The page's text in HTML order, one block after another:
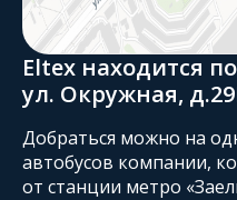
Eltex находится
ул. Окружная,
Добраться можно на
автобусов компании,
от станции метро